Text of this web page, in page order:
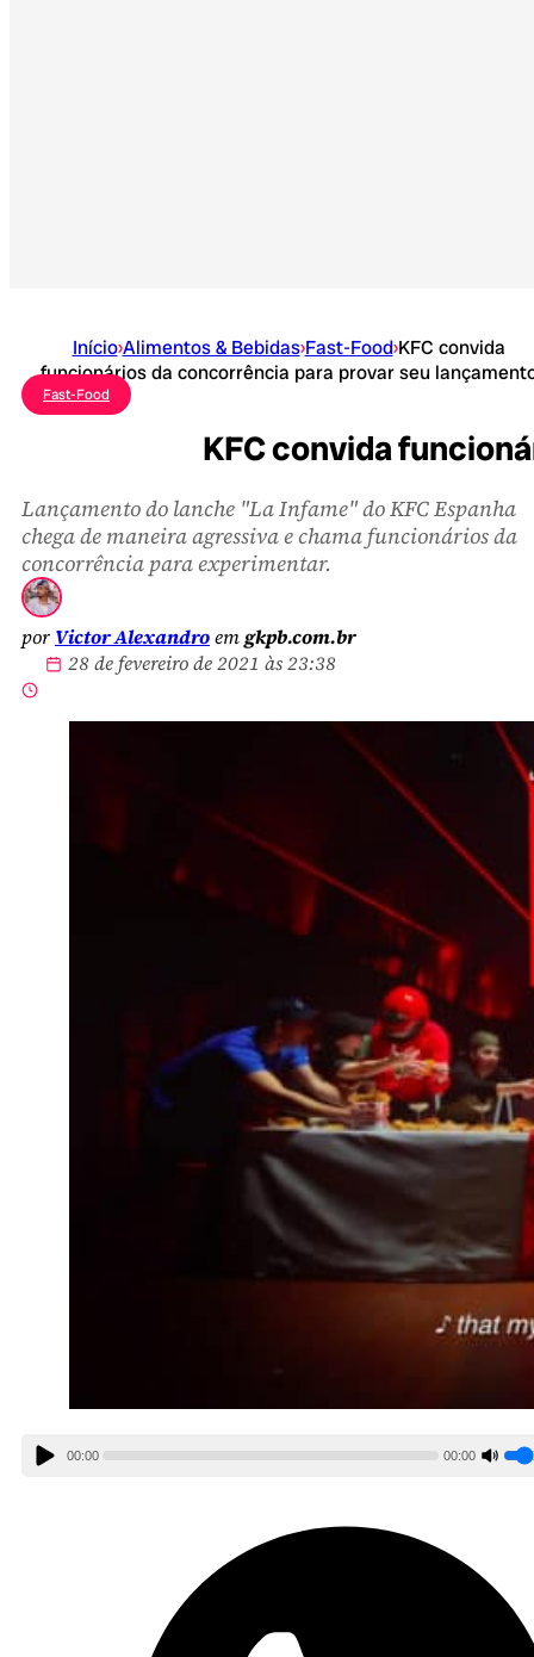
Início›Alimentos & Bebidas›Fast-Food›KFC convida
funcionários da concorrência para provar seu
Fast-Food
KFC convida
Lançamento do lanche "La Infame" do KFC Espanha
chega de maneira agressiva e chama funcionários da
concorrência para experimentar.
por Victor Alexandroemgkpb.com.br
28 de fevereiro de 2021 às 23:38
00:00 00:00